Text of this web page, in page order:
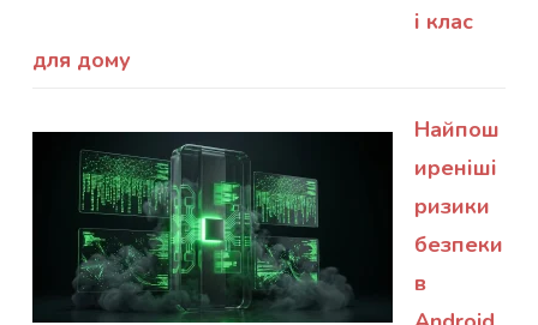
і клас
для дому
Найпош
иреніші
ризики
безпеки
в